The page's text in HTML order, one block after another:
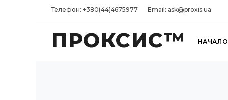
Телефон: +380(44)4675977 Email: ask@proxis.ua
ПРОКСИС™ НАЧАЛО